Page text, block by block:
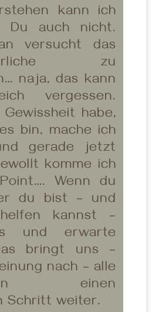
kann ich
Du auch nicht.
versucht das
zu
naja, das kann
vergessen.
habe,
bin, mache ich
gerade jetzt
komme ich
Wenn du
du bist – und
kannst –
und erwarte
bringt uns –
nach – alle
einen
Schritt weiter.